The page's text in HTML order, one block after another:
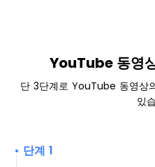
YouTube 동영
단 3단계로 YouTube 동영상
있
• 단계 1